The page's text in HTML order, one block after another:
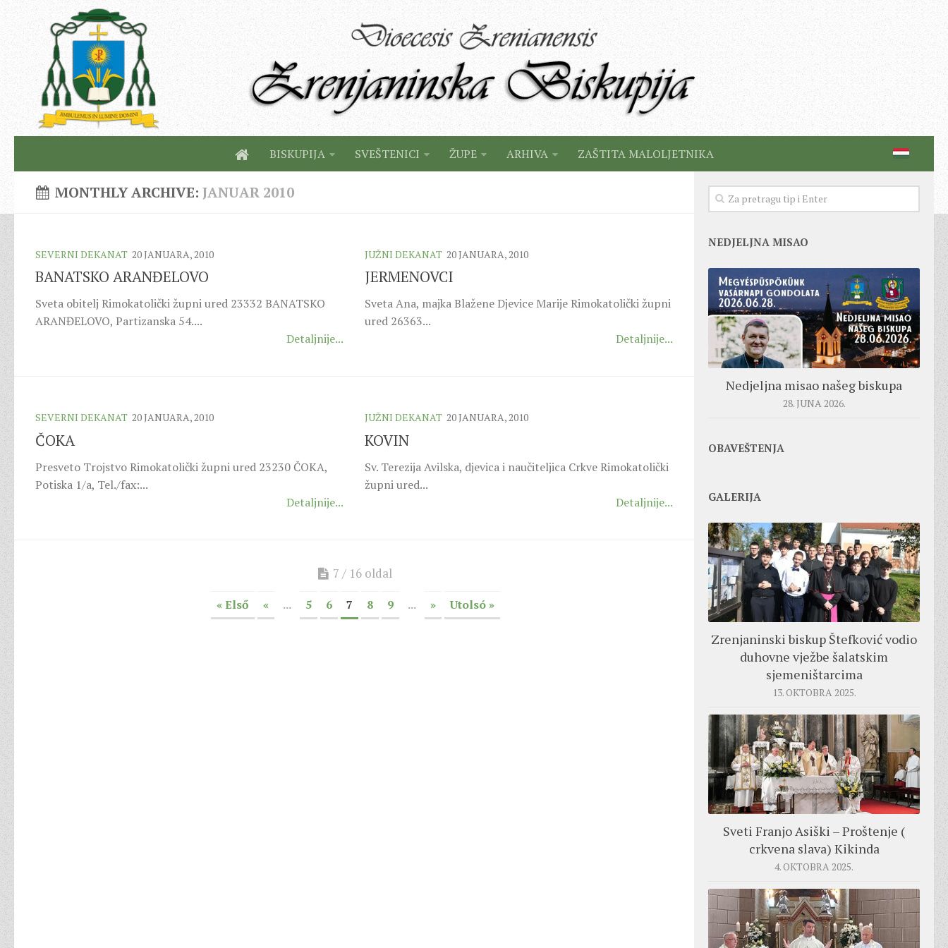
BISKUPIJA SVEŠTENICI ŽUPE ARHIVA ZAŠTITA MALOLJETNIKA
MONTHLY ARCHIVE: JANUAR 2010
SEVERNI DEKANAT 20 JANUARA, 2010
BANATSKO ARANĐELOVO
Sveta obitelj Rimokatolički župni ured 23332 BANATSKO
ARANĐELOVO, Partizanska 54....
Detaljnije...
JUŽNI DEKANAT 20 JANUARA, 2010
JERMENOVCI
Sveta Ana, majka Blažene Djevice Marije Rimokatolički župni
ured 26363...
Detaljnije...
SEVERNI DEKANAT 20 JANUARA, 2010
ČOKA
Presveto Trojstvo Rimokatolički župni ured 23230 ČOKA,
Potiska 1/a, Tel./fax:...
Detaljnije...
JUŽNI DEKANAT 20 JANUARA, 2010
KOVIN
Sv. Terezija Avilska, djevica i naučiteljica Crkve Rimokatolički
župni ured...
Detaljnije...
7 / 16 oldal
« Első « ... 5 6 7 8 9 ... » Utolsó »
NEDJELJNA MISAO
Nedjeljna misao našeg biskupa
28. JUNA 2026.
OBAVEŠTENJA
GALERIJA
Zrenjaninski biskup Štefković vodio
duhovne vježbe šalatskim
sjemeništarcima
13. OKTOBRA 2025.
Sveti Franjo Asiški – Proštenje (
crkvena slava) Kikinda
4. OKTOBRA 2025.